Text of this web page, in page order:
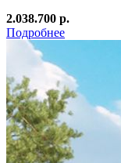
2.038.700 р.
Подробнее